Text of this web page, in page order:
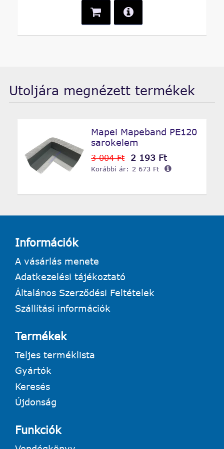
Utoljára megnézett termékek
Mapei Mapeband PE120
sarokelem
3 004 Ft 2 193 Ft
Korábbi ár: 2 673 Ft
Információk
A vásárlás menete
Adatkezelési tájékoztató
Általános Szerződési Feltételek
Szállítási információk
Termékek
Teljes terméklista
Gyártók
Keresés
Újdonság
Funkciók